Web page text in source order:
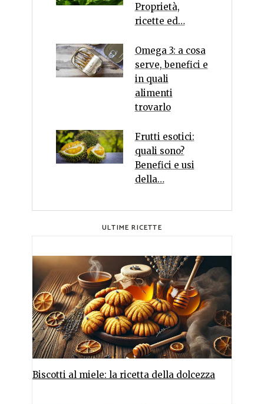
Proprietà,
ricette ed…
Omega 3: a cosa
serve, benefici e
in quali
alimenti
trovarlo
Frutti esotici:
quali sono?
Benefici e usi
della…
ULTIME RICETTE
Biscotti al miele: la ricetta della dolcezza